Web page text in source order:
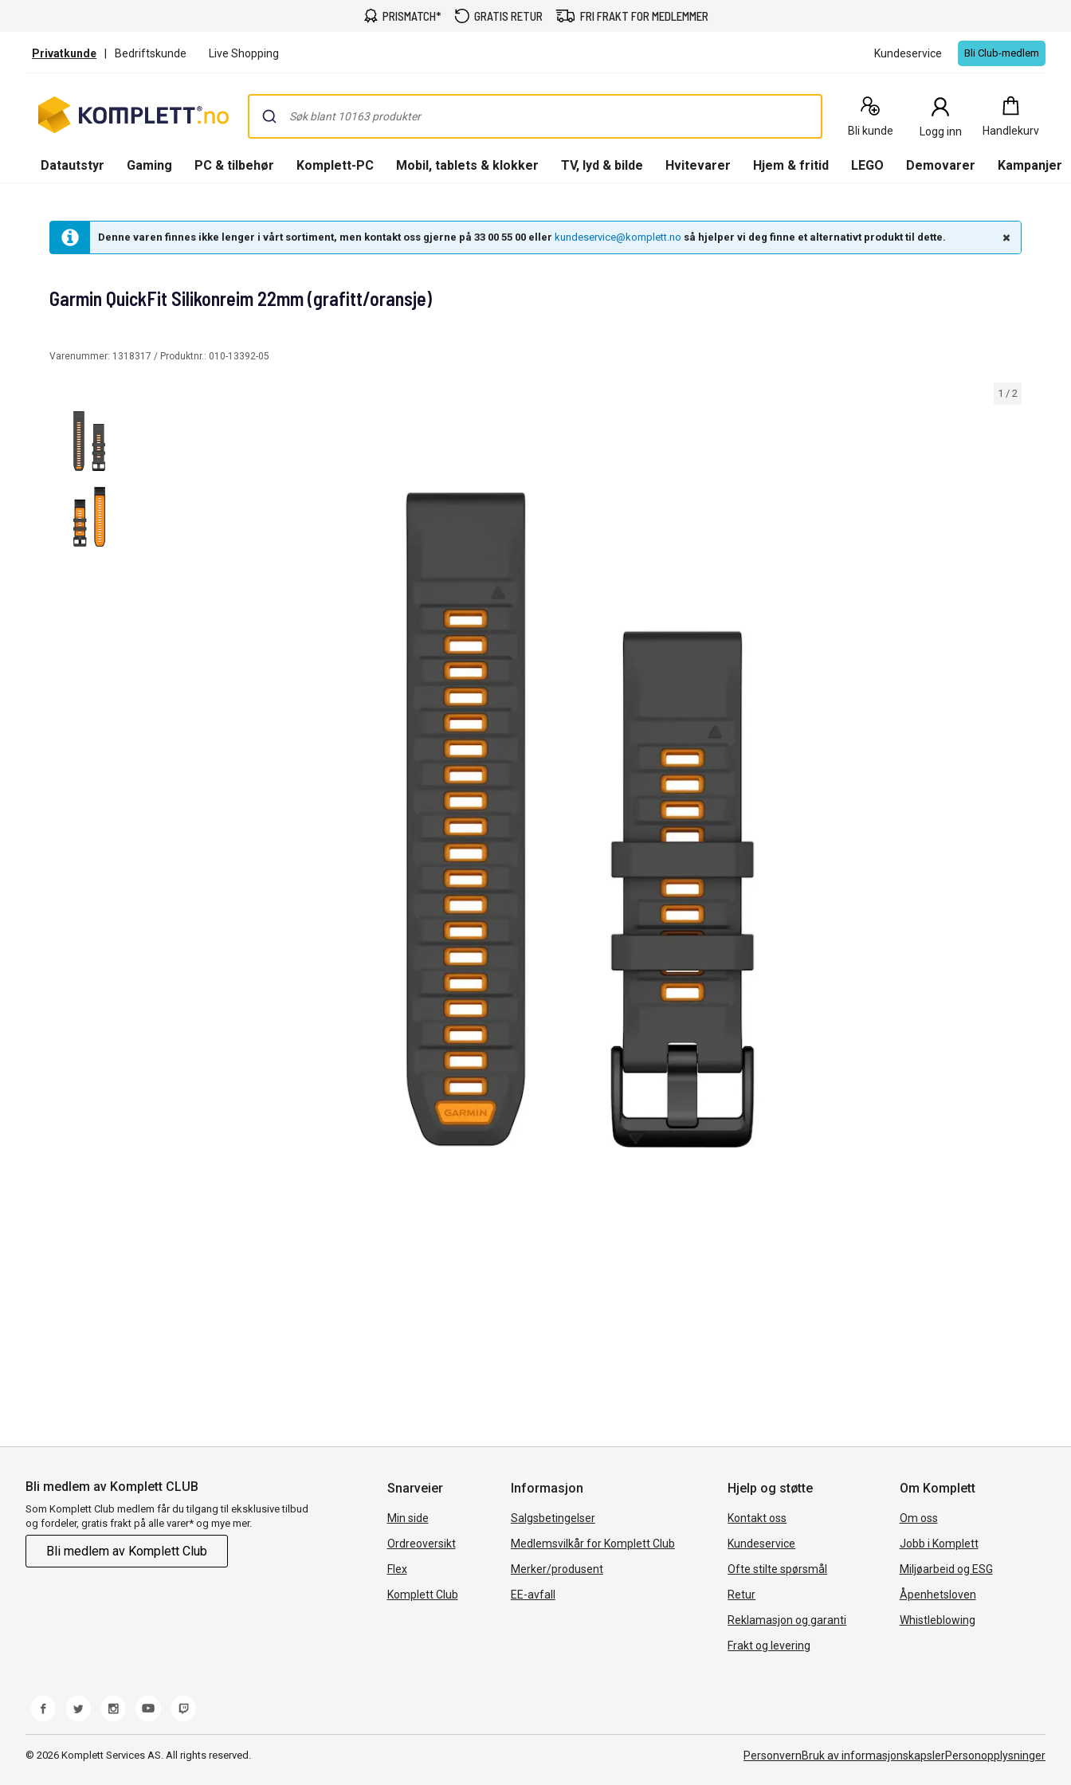
PRISMATCH* GRATIS RETUR FRI FRAKT FOR MEDLEMMER
Privatkunde | Bedriftskunde Live Shopping Kundeservice Bli Club-medlem
Bli kunde Logg inn Handlekurv
Handlekurv
0
Produkter
Datautstyr Gaming PC & tilbehør Komplett-PC Mobil, tablets & klokker TV, lyd & bilde Hvitevarer Hjem & fritid LEGO Demovarer Kampanjer
Denne varen finnes ikke lenger i vårt sortiment, men kontakt oss gjerne på 33 00 55 00 eller kundeservice@komplett.no så hjelper vi deg finne et alternativt produkt til dette.
1 / 2
Garmin QuickFit Silikonreim 22mm (grafitt/oransje)
Varenummer: 1318317 / Produktnr.: 010-13392-05
Bli medlem av Komplett CLUB
Som Komplett Club medlem får du tilgang til eksklusive tilbud
og fordeler, gratis frakt på alle varer* og mye mer.
Bli medlem av Komplett Club
Snarveier
Min side
Ordreoversikt
Flex
Komplett Club
Informasjon
Salgsbetingelser
Medlemsvilkår for Komplett Club
Merker/produsent
EE-avfall
Hjelp og støtte
Kontakt oss
Kundeservice
Ofte stilte spørsmål
Retur
Reklamasjon og garanti
Frakt og levering
Om Komplett
Om oss
Jobb i Komplett
Miljøarbeid og ESG
Åpenhetsloven
Whistleblowing
© 2026 Komplett Services AS. All rights reserved. PersonvernBruk av informasjonskapslerPersonopplysninger